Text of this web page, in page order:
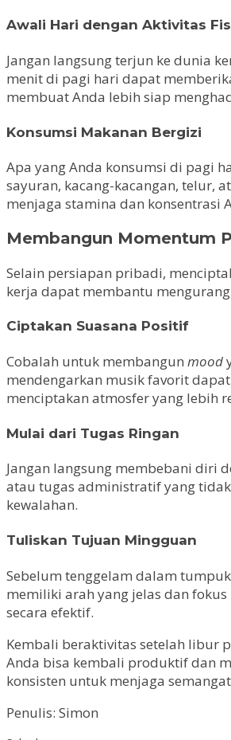
Awali Hari dengan Aktivitas
Jangan langsung terjun ke dunia
menit di pagi hari dapat
membuat Anda lebih siap
Konsumsi Makanan Bergizi
Apa yang Anda konsumsi di pagi
sayuran, kacang-kacangan, telur,
menjaga stamina dan konsentrasi
Membangun Momentum
Selain persiapan pribadi,
kerja dapat membantu
Ciptakan Suasana Positif
Cobalah untuk membangun mood
mendengarkan musik favorit
menciptakan atmosfer yang lebih
Mulai dari Tugas Ringan
Jangan langsung membebani diri
atau tugas administratif yang
kewalahan.
Tuliskan Tujuan Mingguan
Sebelum tenggelam dalam
memiliki arah yang jelas dan
secara efektif.
Kembali beraktivitas setelah libur
Anda bisa kembali produktif dan
konsisten untuk menjaga
Penulis: Simon